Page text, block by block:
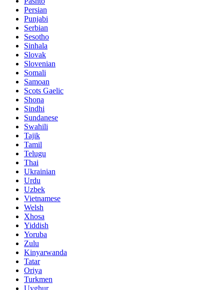
Persian
Punjabi
Serbian
Sesotho
Sinhala
Slovak
Slovenian
Somali
Samoan
Scots Gaelic
Shona
Sindhi
Sundanese
Swahili
Tajik
Tamil
Telugu
Thai
Ukrainian
Urdu
Uzbek
Vietnamese
Welsh
Xhosa
Yiddish
Yoruba
Zulu
Kinyarwanda
Tatar
Oriya
Turkmen
Uyghur